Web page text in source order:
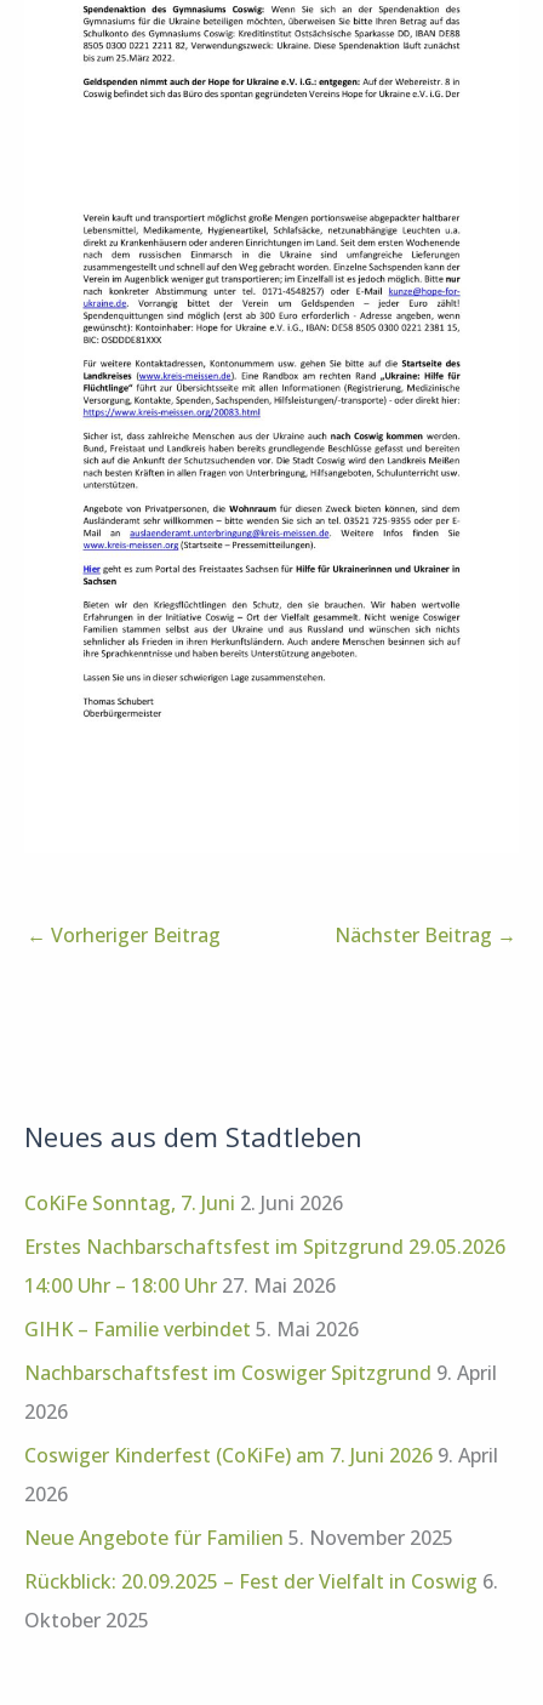
← Vorheriger Beitrag Nächster Beitrag →
Neues aus dem Stadtleben
CoKiFe Sonntag, 7. Juni 2. Juni 2026
Erstes Nachbarschaftsfest im Spitzgrund 29.05.2026
14:00 Uhr – 18:00 Uhr 27. Mai 2026
GIHK – Familie verbindet 5. Mai 2026
Nachbarschaftsfest im Coswiger Spitzgrund 9. April
2026
Coswiger Kinderfest (CoKiFe) am 7. Juni 2026 9. April
2026
Neue Angebote für Familien 5. November 2025
Rückblick: 20.09.2025 – Fest der Vielfalt in Coswig 6.
Oktober 2025